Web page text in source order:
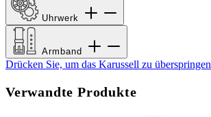
Uhrwerk
Armband
Drücken Sie, um das Karussell zu überspringen
Verwandte Produkte